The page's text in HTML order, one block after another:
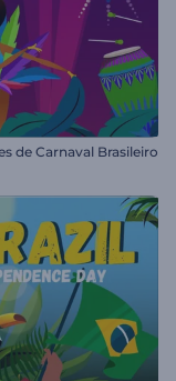
de Carnaval Brasileiro